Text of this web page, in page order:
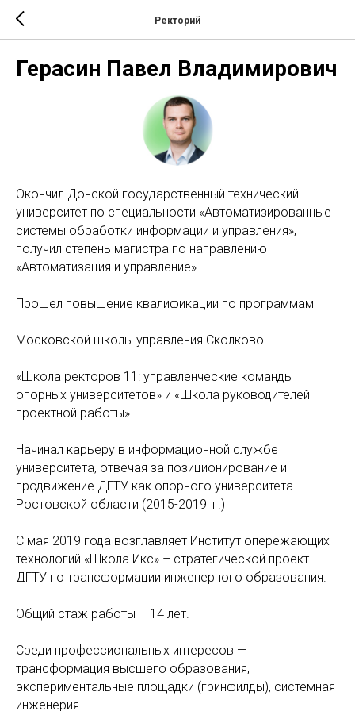
Ректорий
Герасин Павел Владимирович
Окончил Донской государственный технический
университет по специальности «Автоматизированные
системы обработки информации и управления»,
получил степень магистра по направлению
«Автоматизация и управление».
Прошел повышение квалификации по программам
Московской школы управления Сколково
«Школа ректоров 11: управленческие команды
опорных университетов» и «Школа руководителей
проектной работы».
Начинал карьеру в информационной службе
университета, отвечая за позиционирование и
продвижение ДГТУ как опорного университета
Ростовской области (2015-2019гг.)
С мая 2019 года возглавляет Институт опережающих
технологий «Школа Икс» – стратегической проект
ДГТУ по трансформации инженерного образования.
Общий стаж работы – 14 лет.
Среди профессиональных интересов —
трансформация высшего образования,
экспериментальные площадки (гринфилды), системная
инженерия.